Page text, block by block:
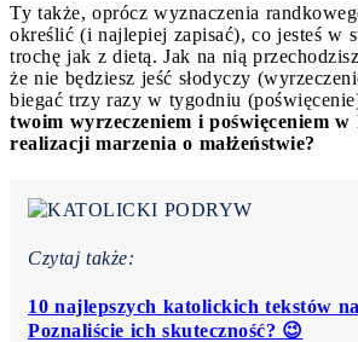
Ty także, oprócz wyznaczenia
określić (i najlepiej zapisać), co jesteś w
trochę jak z dietą. Jak na nią
że nie będziesz jeść słodyczy
biegać trzy razy w tygodniu
twoim wyrzeczeniem i poświęceniem w
realizacji marzenia o małżeństwie?
Czytaj także:
10 najlepszych katolickich tekstów
Poznaliście ich skuteczność? 😉